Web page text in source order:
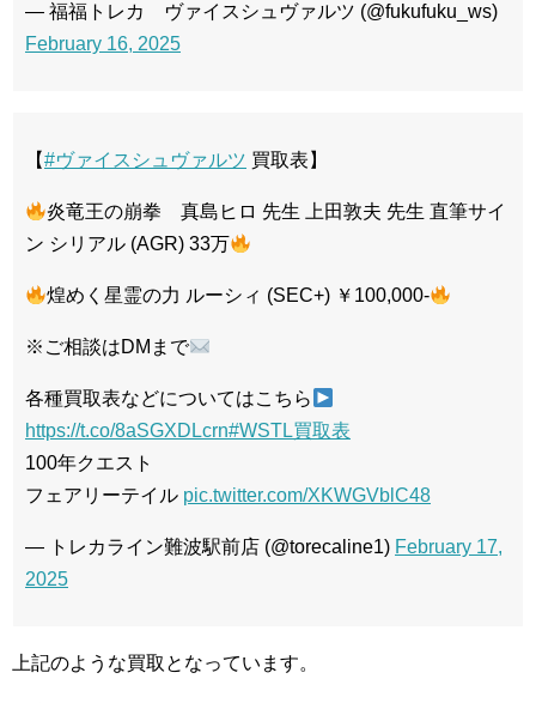
— 福福トレカ ヴァイスシュヴァルツ (@fukufuku_ws)
February 16, 2025
【#ヴァイスシュヴァルツ 買取表】
炎竜王の崩拳 真島ヒロ 先生 上田敦夫 先生 直筆サイ
ン シリアル (AGR) 33万
煌めく星霊の力 ルーシィ (SEC+) ￥100,000-
※ご相談はDMまで
各種買取表などについてはこちら
https://t.co/8aSGXDLcrn#WSTL買取表
100年クエスト
フェアリーテイル pic.twitter.com/XKWGVblC48
— トレカライン難波駅前店 (@torecaline1) February 17,
2025
上記のような買取となっています。